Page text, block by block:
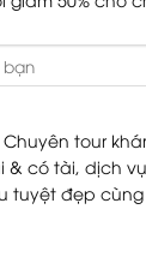
Chuyên tour
có tài, dịch
tuyệt đẹp